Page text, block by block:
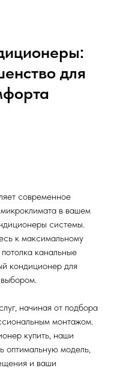
для
современное
в вашем
системы.
к максимальному
канальные
кондиционер для
начиная от подбора
монтажом.
купить, наши
оптимальную модель,
и ваши